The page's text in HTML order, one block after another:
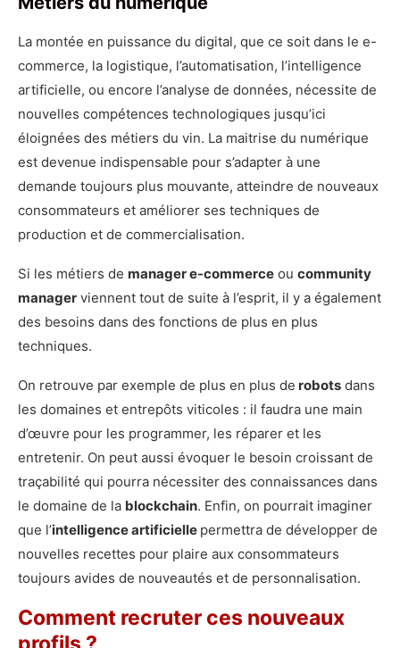
La montée en puissance du digital, que ce soit dans le e-
commerce, la logistique, l’automatisation, l’intelligence
artificielle, ou encore l’analyse de données, nécessite de
nouvelles compétences technologiques jusqu’ici
éloignées des métiers du vin. La maitrise du numérique
est devenue indispensable pour s’adapter à une
demande toujours plus mouvante, atteindre de nouveaux
consommateurs et améliorer ses techniques de
production et de commercialisation.
Si les métiers de manager e-commerce ou community
manager viennent tout de suite à l’esprit, il y a également
des besoins dans des fonctions de plus en plus
techniques.
On retrouve par exemple de plus en plus de robots dans
les domaines et entrepôts viticoles : il faudra une main
d’œuvre pour les programmer, les réparer et les
entretenir. On peut aussi évoquer le besoin croissant de
traçabilité qui pourra nécessiter des connaissances dans
le domaine de la blockchain. Enfin, on pourrait imaginer
que l’intelligence artificielle permettra de développer de
nouvelles recettes pour plaire aux consommateurs
toujours avides de nouveautés et de personnalisation.
Comment recruter ces nouveaux